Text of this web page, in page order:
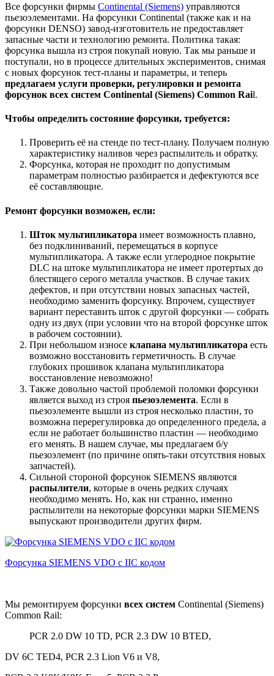
Все форсунки фирмы Continental (Siemens) управляются
пьезоэлементами. На форсунки Continental (также как и на
форсунки DENSO) завод-изготовитель не предоставляет
запасные части и технологию ремонта. Политика такая:
форсунка вышла из строя покупай новую. Так мы раньше и
поступали, но в процессе длительных экспериментов, снимая
с новых форсунок тест-планы и параметры, и теперь
предлагаем услуги проверки, регулировки и ремонта
форсунок всех систем Continental (Siemens) Common Rail.
Чтобы определить состояние форсунки, требуется:
Проверить её на стенде по тест-плану. Получаем полную
характеристику наливов через распылитель и обратку.
Форсунка, которая не проходит по допустимым
параметрам полностью разбирается и дефектуются все
её составляющие.
Ремонт форсунки возможен, если:
Шток мультипликатора имеет возможность плавно,
без подклиниваний, перемещаться в корпусе
мультипликатора. А также если углеродное покрытие
DLC на штоке мультипликатора не имеет протертых до
блестящего серого металла участков. В случае таких
дефектов, и при отсутствии новых запасных частей,
необходимо заменить форсунку. Впрочем, существует
вариант переставить шток c другой форсунки — собрать
одну из двух (при условии что на второй форсунке шток
в рабочем состоянии).
При небольшом износе клапана мультипликатора есть
возможно восстановить герметичность. В случае
глубоких прошивок клапана мультипликатора
восстановление невозможно!
Также довольно частой проблемой поломки форсунки
является выход из строя пьезоэлемента. Если в
пьезоэлементе вышли из строя несколько пластин, то
возможна перерегулировка до определенного предела, а
если не работает большинство пластин — необходимо
его менять. В нашем случае, мы предлагаем б/у
пьезоэлемент (по причине опять-таки отсутствия новых
запчастей).
Сильной стороной форсунок SIEMENS являются
распылители, которые в очень редких случаях
необходимо менять. Но, как ни странно, именно
распылители на некоторые форсунки марки SIEMENS
выпускают производители других фирм.
Форсунка SIEMENS VDO c IIC кодом
Мы ремонтируем форсунки всех систем Continental (Siemens)
Common Rail:
PCR 2.0 DW 10 TD, PCR 2.3 DW 10 BTED,
DV 6C TED4, PCR 2.3 Lion V6 и V8,